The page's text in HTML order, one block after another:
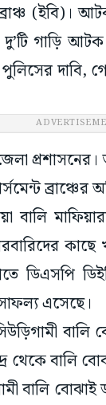
(ইবি)।
গাড়ি
দাবি,
বালি
ডিএসপি
এসেছে।
বালি
বালি